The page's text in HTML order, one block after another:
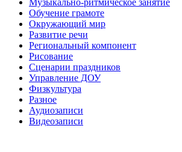
Обучение грамоте
Окружающий мир
Развитие речи
Региональный компонент
Рисование
Сценарии праздников
Управление ДОУ
Физкультура
Разное
Аудиозаписи
Видеозаписи